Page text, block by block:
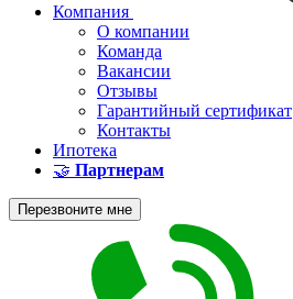
Компания
О компании
Команда
Вакансии
Отзывы
Гарантийный сертификат
Контакты
Ипотека
🤝 Партнерам
Перезвоните мне